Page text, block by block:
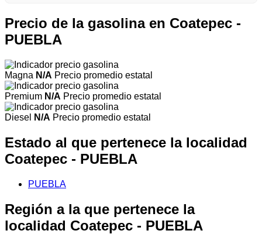
Precio de la gasolina en Coatepec -
PUEBLA
Magna N/A Precio promedio estatal
Premium N/A Precio promedio estatal
Diesel N/A Precio promedio estatal
Estado al que pertenece la localidad
Coatepec - PUEBLA
PUEBLA
Región a la que pertenece la
localidad Coatepec - PUEBLA